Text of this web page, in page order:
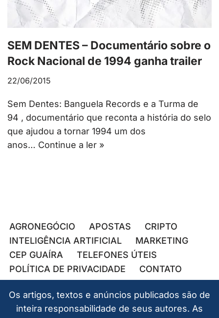
SEM DENTES – Documentário sobre o
Rock Nacional de 1994 ganha trailer
22/06/2015
Sem Dentes: Banguela Records e a Turma de
94 , documentário que reconta a história do selo
que ajudou a tornar 1994 um dos
anos… Continue a ler »
AGRONEGÓCIO APOSTAS
CRIPTO
INTELIGÊNCIA ARTIFICIAL
MARKETING
CEP GUAÍRA
TELEFONES ÚTEIS
POLÍTICA DE PRIVACIDADE
CONTATO
Os artigos, textos e anúncios publicados são de
inteira responsabilidade de seus autores. As